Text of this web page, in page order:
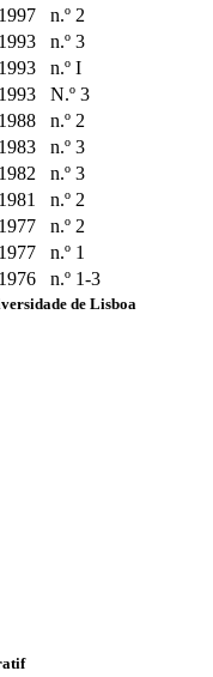
1997 n.º 2
1993 n.º 3
1993 n.º I
1993 N.º 3
1988 n.º 2
1983 n.º 3
1982 n.º 3
1981 n.º 2
1977 n.º 2
1977 n.º 1
1976 n.º 1-3
de Lisboa